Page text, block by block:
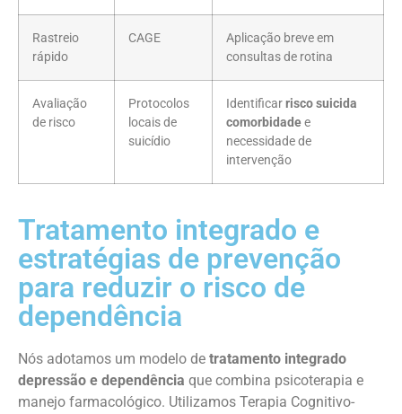
Rastreio
rápido
CAGE
Aplicação breve em
consultas de rotina
Avaliação
de risco
Protocolos
locais de
suicídio
Identificarrisco suicida
comorbidadee
necessidade de
intervenção
Tratamento integrado e
estratégias de prevenção
para reduzir o risco de
dependência
Nós adotamos um modelo de tratamento integrado
depressão e dependência que combina psicoterapia e
manejo farmacológico. Utilizamos Terapia Cognitivo-